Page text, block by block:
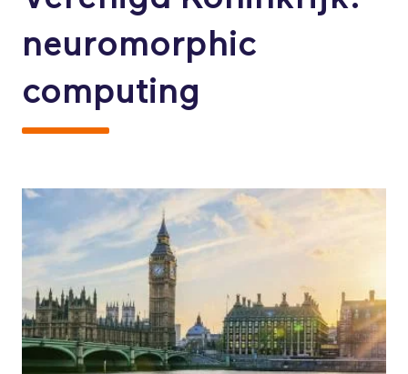
neuromorphic
computing